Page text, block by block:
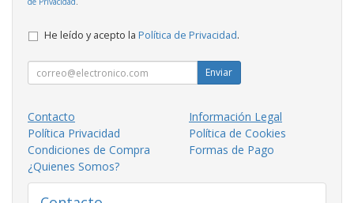
He leído y acepto la Política de Privacidad.
Enviar
Contacto
Información Legal
Política Privacidad
Política de Cookies
Condiciones de Compra
Formas de Pago
¿Quienes Somos?